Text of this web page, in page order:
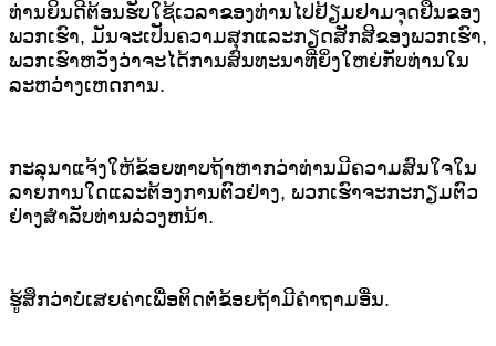
ທ່ານຍິນດີຕ້ອນຮັບໃຊ້ເວລາຂອງທ່ານໄປຢ້ຽມຢາມຈຸດຢືນຂອງ
ພວກເຮົາ, ມັນຈະເປັນຄວາມສຸກແລະກຽດສັກສີຂອງພວກເຮົາ,
ພວກເຮົາຫວັງວ່າຈະໄດ້ການສົນທະນາທີ່ຍິ່ງໃຫຍ່ກັບທ່ານໃນ
ລະຫວ່າງເຫດການ.
ກະລຸນາແຈ້ງໃຫ້ຂ້ອຍທາບຖ້າຫາກວ່າທ່ານມີຄວາມສົນໃຈໃນ
ລາຍການໃດແລະຕ້ອງການຕົວຢ່າງ, ພວກເຮົາຈະກະກຽມຕົວ
ຢ່າງສໍາລັບທ່ານລ່ວງຫນ້າ.
ຮູ້ສຶກວ່າບໍ່ເສຍຄ່າເພື່ອຕິດຕໍ່ຂ້ອຍຖ້າມີຄໍາຖາມອື່ນ.